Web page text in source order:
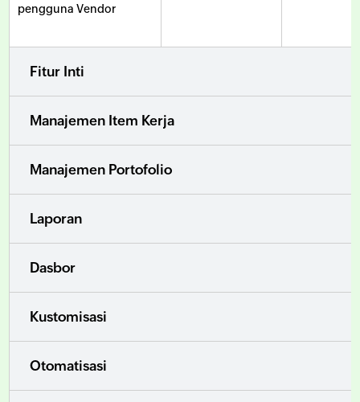
pengguna Vendor
Fitur Inti
Manajemen Item Kerja
Manajemen Portofolio
Laporan
Dasbor
Kustomisasi
Otomatisasi